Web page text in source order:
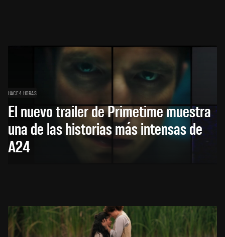
HACE 4 HORAS
El nuevo trailer de Primetime muestra
una de las historias más intensas de
A24